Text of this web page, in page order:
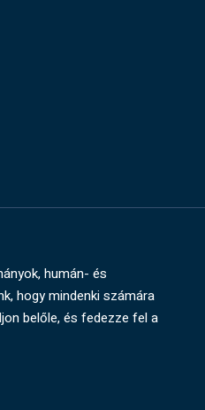
humán- és
hogy mindenki számára
belőle, és fedezze fel a